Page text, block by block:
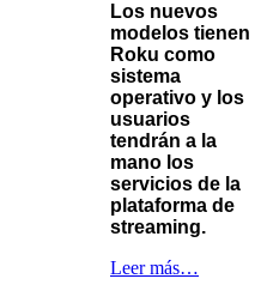
Los nuevos
modelos tienen
Roku como
sistema
operativo y los
usuarios
tendrán a la
mano los
servicios de la
plataforma de
streaming.
Leer más…